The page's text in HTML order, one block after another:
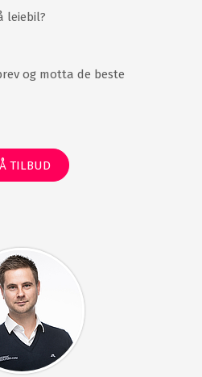
leiebil?
og motta de beste
TILBUD